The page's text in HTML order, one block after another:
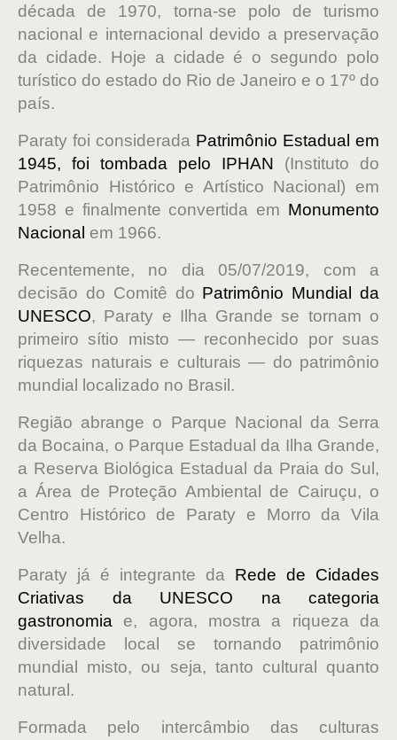
década de 1970, torna-se polo de turismo
nacional e internacional devido a preservação
da cidade. Hoje a cidade é o segundo polo
turístico do estado do Rio de Janeiro e o 17º do
país.
Paraty foi considerada Patrimônio Estadual em
1945,
foi tombada pelo IPHAN (Instituto do
Patrimônio Histórico e Artístico Nacional) em
1958 e finalmente convertida em Monumento
Nacional em 1966.
Recentemente, no dia 05/07/2019, com a
decisão do Comitê do Patrimônio Mundial da
UNESCO, Paraty e Ilha Grande se tornam o
primeiro sítio misto — reconhecido por suas
riquezas naturais e culturais — do patrimônio
mundial localizado no Brasil.
Região abrange o Parque Nacional da Serra
da Bocaina, o Parque Estadual da Ilha Grande,
a Reserva Biológica Estadual da Praia do Sul,
a Área de Proteção Ambiental de Cairuçu, o
Centro Histórico de Paraty e Morro da Vila
Velha.
Paraty já é integrante da Rede de Cidades
Criativas da UNESCO na categoria
gastronomia e, agora, mostra a riqueza da
diversidade local se tornando patrimônio
mundial misto, ou seja, tanto cultural quanto
natural.
Formada pelo intercâmbio das culturas